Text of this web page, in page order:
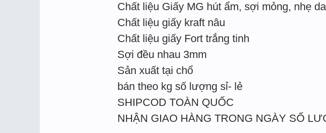
Chất liệu Giấy MG hút ẩm, sợi mỏng, nhẹ
Chất liệu giấy kraft nâu
Chất liệu giấy Fort trắng tinh
Sợi đều nhau 3mm
Sản xuất tại chổ
bán theo kg số lượng sỉ- lẻ
SHIPCOD TOÀN QUỐC
NHẬN GIAO HÀNG TRONG NGÀY SỐ